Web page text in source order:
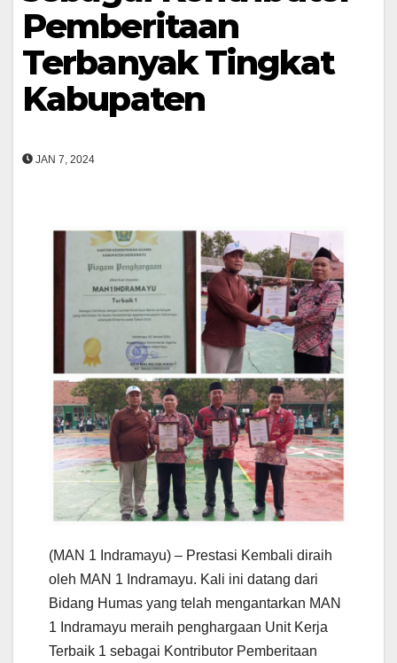
Pemberitaan
Terbanyak Tingkat
Kabupaten
JAN 7, 2024
(MAN 1 Indramayu) – Prestasi Kembali diraih
oleh MAN 1 Indramayu. Kali ini datang dari
Bidang Humas yang telah mengantarkan MAN
1 Indramayu meraih penghargaan Unit Kerja
Terbaik 1 sebagai Kontributor Pemberitaan